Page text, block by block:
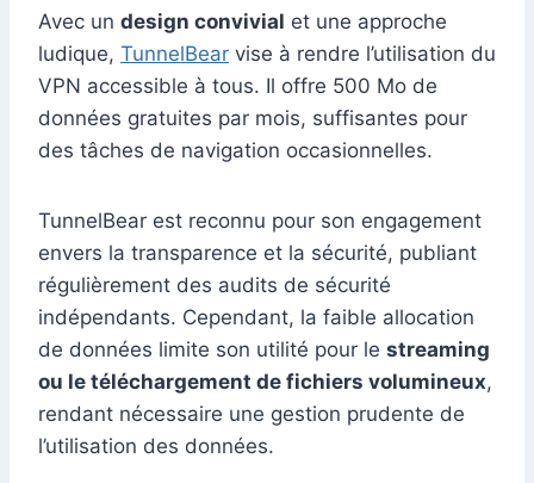
Avec un design convivial et une approche
ludique, TunnelBear vise à rendre l’utilisation du
VPN accessible à tous. Il offre 500 Mo de
données gratuites par mois, suffisantes pour
des tâches de navigation occasionnelles.
TunnelBear est reconnu pour son engagement
envers la transparence et la sécurité, publiant
régulièrement des audits de sécurité
indépendants. Cependant, la faible allocation
de données limite son utilité pour le streaming
ou le téléchargement de fichiers volumineux,
rendant nécessaire une gestion prudente de
l’utilisation des données.